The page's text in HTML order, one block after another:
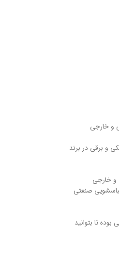
و خارجی
و برقی در برند
و خارجی
صنعتی
تا بتوانید